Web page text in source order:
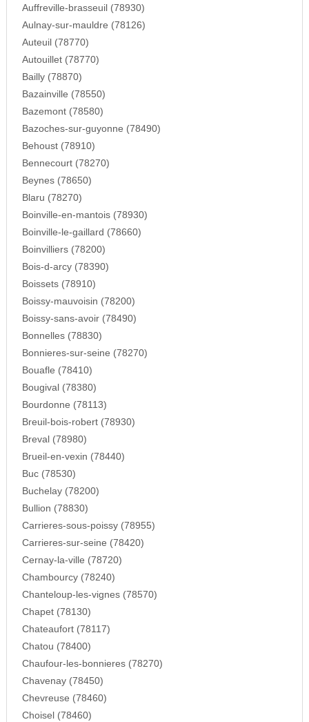
Auffreville-brasseuil (78930)
Aulnay-sur-mauldre (78126)
Auteuil (78770)
Autouillet (78770)
Bailly (78870)
Bazainville (78550)
Bazemont (78580)
Bazoches-sur-guyonne (78490)
Behoust (78910)
Bennecourt (78270)
Beynes (78650)
Blaru (78270)
Boinville-en-mantois (78930)
Boinville-le-gaillard (78660)
Boinvilliers (78200)
Bois-d-arcy (78390)
Boissets (78910)
Boissy-mauvoisin (78200)
Boissy-sans-avoir (78490)
Bonnelles (78830)
Bonnieres-sur-seine (78270)
Bouafle (78410)
Bougival (78380)
Bourdonne (78113)
Breuil-bois-robert (78930)
Breval (78980)
Brueil-en-vexin (78440)
Buc (78530)
Buchelay (78200)
Bullion (78830)
Carrieres-sous-poissy (78955)
Carrieres-sur-seine (78420)
Cernay-la-ville (78720)
Chambourcy (78240)
Chanteloup-les-vignes (78570)
Chapet (78130)
Chateaufort (78117)
Chatou (78400)
Chaufour-les-bonnieres (78270)
Chavenay (78450)
Chevreuse (78460)
Choisel (78460)